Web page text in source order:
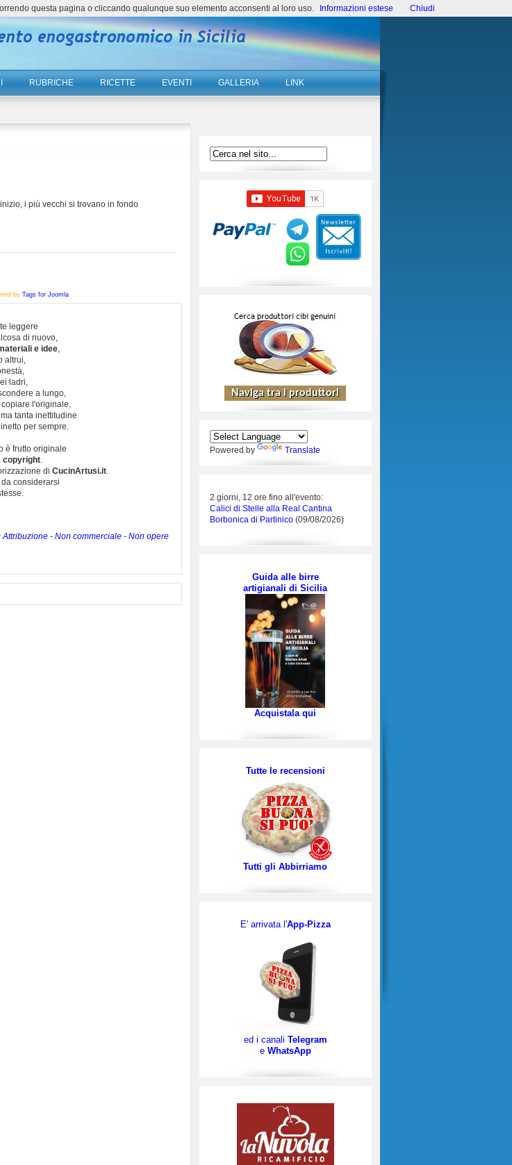
RUBRICHE RICETTE EVENTI GALLERIA LINK
i più vecchi si trovano in fondo
by Tags for Joomla
leggere
di nuovo,
e idee,
altrui,
ladri,
a lungo,
l'originale,
tanta inettitudine
per sempre.
è frutto originale
copyright.
di CucinArtusi.it.
considerarsi
- Non commerciale - Non opere
Powered by Translate
2 giorni, 12 ore fino all'evento:
Calici di Stelle alla Real Cantina
Borbonica di Partinico (09/08/2026)
Guida alle birre
artigianali di Sicilia
Acquistala qui
Tutte le recensioni
Tutti gli Abbirriamo
E' arrivata l'App-Pizza
ed i canali Telegram
e WhatsApp
questa pagina o cliccando qualunque suo elemento acconsenti al loro uso. Informazioni estese Chiudi